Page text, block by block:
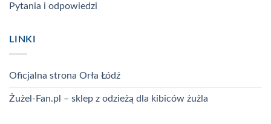
Pytania i odpowiedzi
LINKI
Oficjalna strona Orła Łódź
Żużel-Fan.pl – sklep z odzieżą dla kibiców żużla